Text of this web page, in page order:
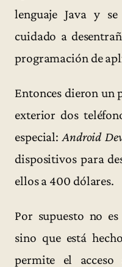
lenguaje Java y
cuidado a
programación de
Entonces dieron un
exterior dos
especial:Android
dispositivos para
ellos a 400 dólares.
Por supuesto no
sino que está
permite el